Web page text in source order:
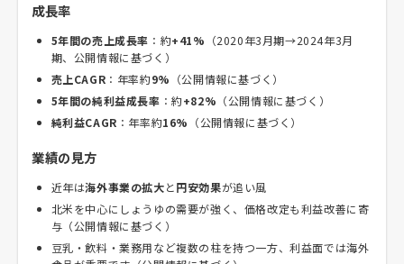
成長率
5年間の売上成長率 ：約+41% （2020年3月期→2024年3月
期、公開情報に基づく）
売上CAGR ：年率約9% （公開情報に基づく）
5年間の純利益成長率 ：約+82% （公開情報に基づく）
純利益CAGR ：年率約16% （公開情報に基づく）
業績の見方
近年は海外事業の拡大と円安効果が追い風
北米を中心にしょうゆの需要が強く、価格改定も利益改善に寄
与（公開情報に基づく）
豆乳・飲料・業務用など複数の柱を持つ一方、利益面では海外